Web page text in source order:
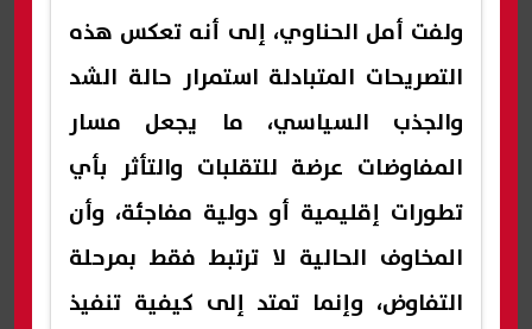
ولفت أمل الحناوي، إلى أنه تعكس هذه
التصريحات المتبادلة استمرار حالة الشد
والجذب السياسي، ما يجعل مسار
المفاوضات عرضة للتقلبات والتأثر بأي
تطورات إقليمية أو دولية مفاجئة، وأن
المخاوف الحالية لا ترتبط فقط بمرحلة
التفاوض، وإنما تمتد إلى كيفية تنفيذ